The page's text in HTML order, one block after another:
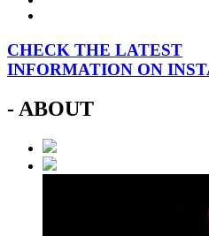
CHECK THE LATEST
INFORMATION ON
- ABOUT